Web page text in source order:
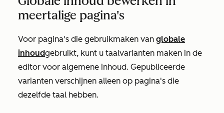
meertalige pagina's
Voor pagina's die gebruikmaken van globale
inhoudgebruikt, kunt u taalvarianten maken in de
editor voor algemene inhoud. Gepubliceerde
varianten verschijnen alleen op pagina's die
dezelfde taal hebben.